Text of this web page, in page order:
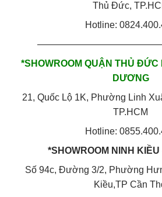
Thủ Đức,
Hotline:
*SHOWROOM QUẬN THỦ ĐỨC
DƯƠNG
21, Quốc Lộ 1K, Phường Linh
TP.HCM
Hotline:
*SHOWROOM NINH
Số 94c, Đường 3/2, Phường
Kiều,TP Cần